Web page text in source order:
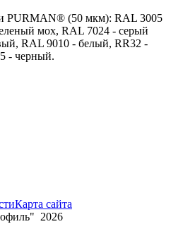
PURMAN® (50 мкм): RAL 3005
мох, RAL 7024 - серый
RAL 9010 - белый, RR32 -
- черный.
Карта сайта
2026